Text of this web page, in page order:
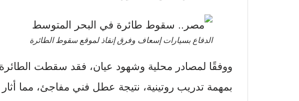
الدفاع بسيارات إسعاف وفرق إنقاذ لموقع سقوط الطائرة
ووفقًا لمصادر محلية وشهود عيان، فقد سقطت الطائرة
بمهمة تدريب روتينية، نتيجة عطل فني مفاجئ، مما